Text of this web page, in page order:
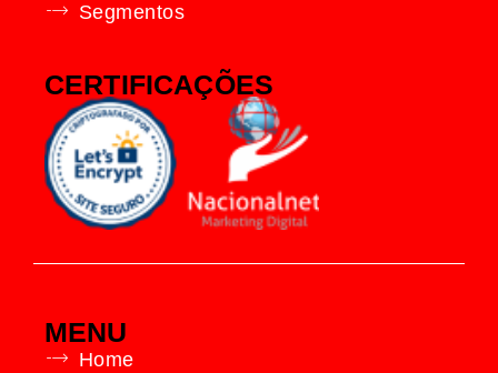
Segmentos
CERTIFICAÇÕES
MENU
Home